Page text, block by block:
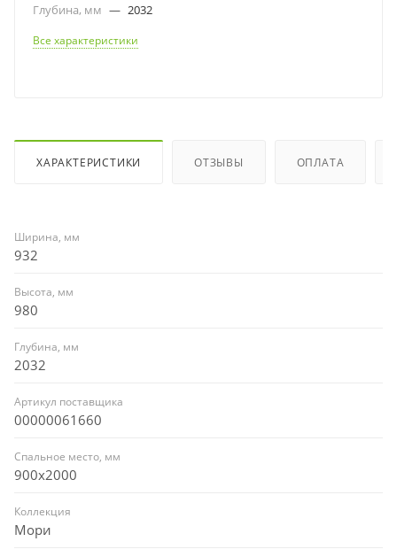
Глубина, мм — 2032
Все характеристики
ХАРАКТЕРИСТИКИ ОТЗЫВЫ ОПЛАТА
Ширина, мм
932
Высота, мм
980
Глубина, мм
2032
Артикул поставщика
00000061660
Спальное место, мм
900x2000
Коллекция
Мори